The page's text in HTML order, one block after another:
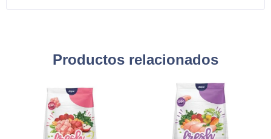
Productos relacionados